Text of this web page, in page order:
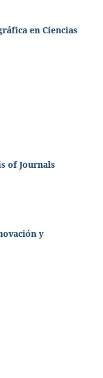
en Ciencias
of Journals
y